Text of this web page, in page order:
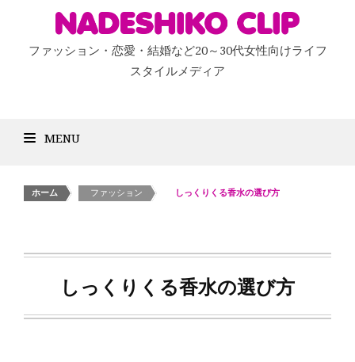
ファッション・恋愛・結婚など20～30代女性向けライフ
スタイルメディア
MENU
ホーム > ファッション > しっくりくる香水の選び方
しっくりくる香水の選び方